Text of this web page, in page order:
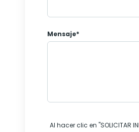
Mensaje*
Al hacer clic en "SOLICITAR